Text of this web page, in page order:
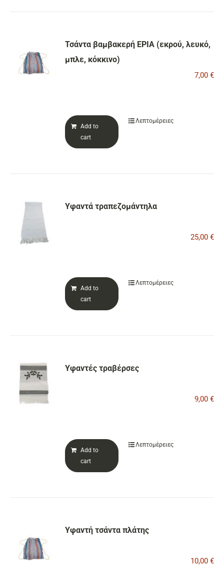
Τσάντα βαμβακερή ΕΡΙΑ (εκρού, λευκό,
μπλε, κόκκινο)
7,00 €
Add to
cart
Λεπτομέρειες
Υφαντά τραπεζομάντηλα
25,00 €
Add to
cart
Λεπτομέρειες
Υφαντές τραβέρσες
9,00 €
Add to
cart
Λεπτομέρειες
Υφαντή τσάντα πλάτης
10,00 €